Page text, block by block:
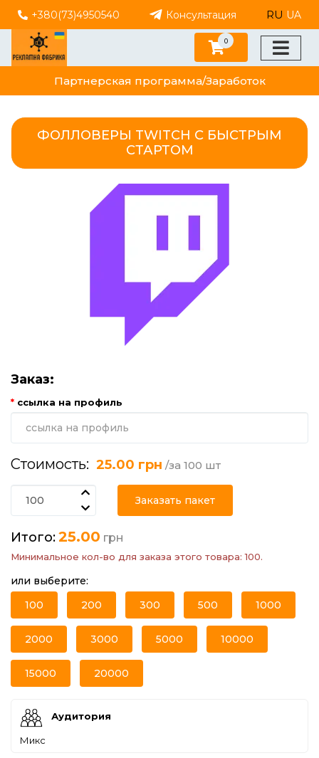
+380(73)4950540 Консультация RU UA
Партнерская программа/Заработок
0
ФОЛЛОВЕРЫ TWITCH С БЫСТРЫМ
СТАРТОМ
Заказ:
ccылка на профиль
Стоимость: 25.00 грн /за 100 шт
Заказать пакет
Итого:25.00 грн
Минимальное кол-во для заказа этого товара: 100.
или выберите:
100
200 300 500 1000
2000 3000 5000 10000
15000 20000
Аудитория
Микс